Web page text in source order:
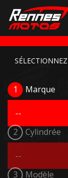
1 Marque
2 Cylindrée
3 Modèle